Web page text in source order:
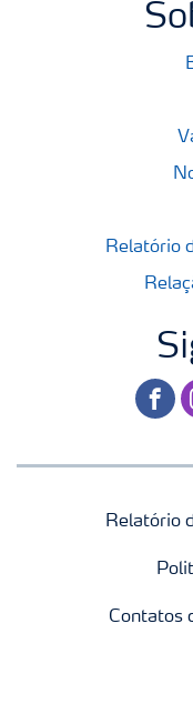
Relatório
Relatório
Contatos